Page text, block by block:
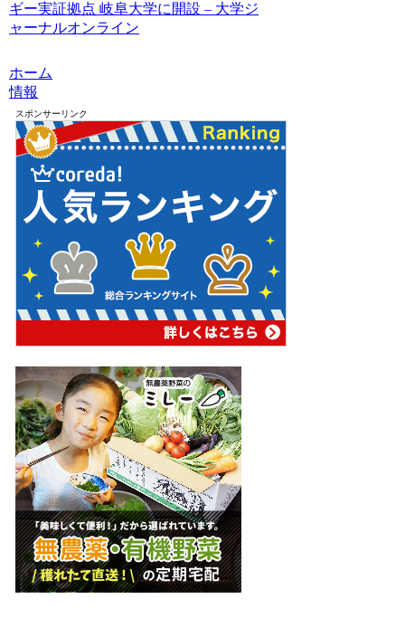
ギー実証拠点 岐阜大学に開設 – 大学ジ
ャーナルオンライン
ホーム
情報
スポンサーリンク